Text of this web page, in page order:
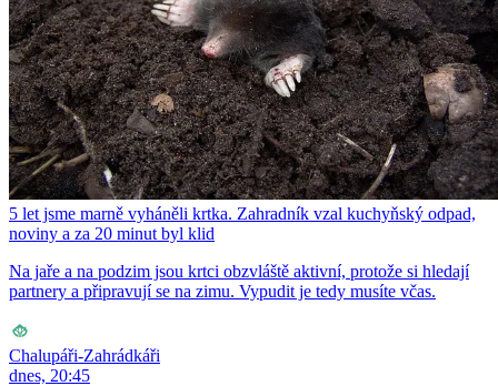
5 let jsme marně vyháněli krtka. Zahradník vzal kuchyňský odpad,
noviny a za 20 minut byl klid
Na jaře a na podzim jsou krtci obzvláště aktivní, protože si hledají
partnery a připravují se na zimu. Vypudit je tedy musíte včas.
Chalupáři-Zahrádkáři
dnes, 20:45